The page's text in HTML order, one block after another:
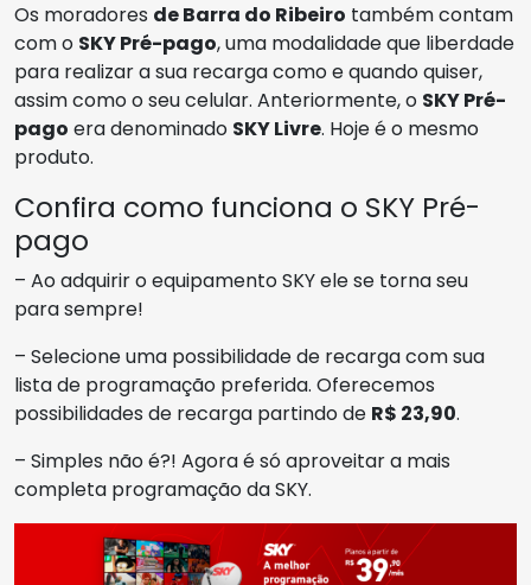
Os moradores de Barra do Ribeiro também contam
com o SKY Pré-pago, uma modalidade que liberdade
para realizar a sua recarga como e quando quiser,
assim como o seu celular. Anteriormente, o SKY Pré-
pago era denominado SKY Livre. Hoje é o mesmo
produto.
Confira como funciona o SKY Pré-
pago
– Ao adquirir o equipamento SKY ele se torna seu
para sempre!
– Selecione uma possibilidade de recarga com sua
lista de programação preferida. Oferecemos
possibilidades de recarga partindo de R$ 23,90.
– Simples não é?! Agora é só aproveitar a mais
completa programação da SKY.